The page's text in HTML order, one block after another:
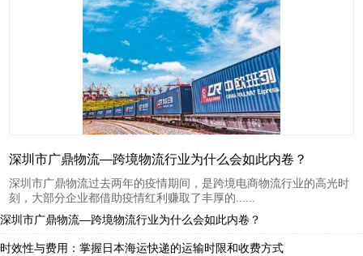
深圳市广鼎物流—跨境物流行业为什么会如此内卷？
深圳市广鼎物流过去两年的疫情期间，是跨境电商物流行业的高光时
刻，大部分企业都借助疫情红利赚取了丰厚的......
深圳市广鼎物流—跨境物流行业为什么会如此内卷？
时效性与费用：掌握日本海运快递的运输时限和收费方式